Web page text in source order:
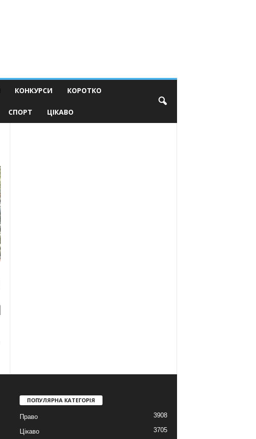
КОНКУРСИ КОРОТКО
СПОРТ ЦІКАВО
ПОПУЛЯРНА КАТЕГОРІЯ
Право 3908
Цікаво 3705